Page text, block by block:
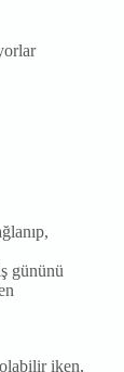
gününü
iken,